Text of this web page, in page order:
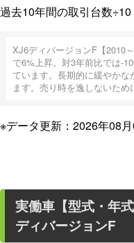
過去10年間の取引台数÷10
XJ6ディバージョンF【2010
で6%上昇。対3年前比では-
ています。長期的に緩やか
ます。売り時を逸しないため
※データ更新：2026年08
実働車 【型式・年
ディバージョンF